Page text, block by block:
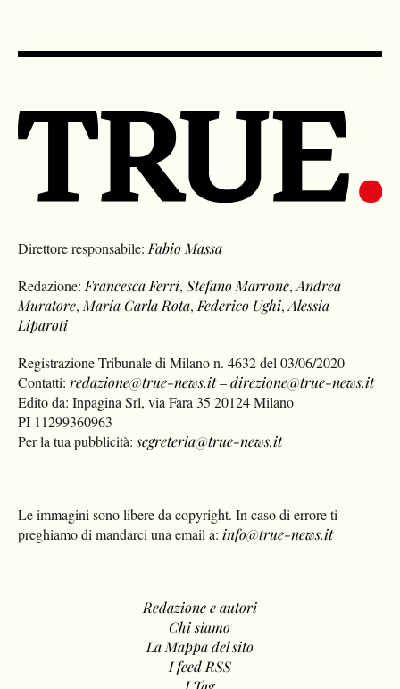
Direttore responsabile: Fabio Massa
Redazione: Francesca Ferri,Stefano Marrone,Andrea
Muratore, Maria Carla Rota, Federico Ughi,Alessia
Liparoti
Registrazione Tribunale di Milano n. 4632 del 03/06/2020
Contatti:redazione@true-news.it–direzione@true-news.it
Edito da: Inpagina Srl, via Fara 35 20124 Milano
PI 11299360963
Per la tua pubblicità:segreteria@true-news.it
Le immagini sono libere da copyright. In caso di errore ti
preghiamo di mandarci una email a: info@true-news.it
Redazione e autori
Chi siamo
La Mappa del sito
I feed RSS